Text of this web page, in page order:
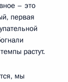
– это
первая
растут.
мы